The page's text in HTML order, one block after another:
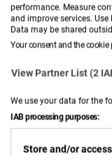
performance. Measure
and improve services.
Data may be shared
Your consent and the
View Partner List (2
We use your data for the
IAB processing purposes:
Store and/or